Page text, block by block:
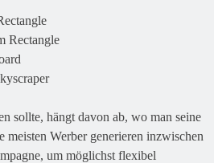
Rectangle
sollte, hängt davon ab, wo man seine
Werber generieren inzwischen
um möglichst flexibel